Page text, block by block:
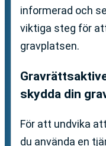
informerad och
viktiga steg för
gravplatsen.
skydda din
För att undvika
du använda en